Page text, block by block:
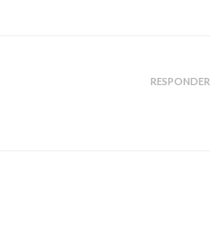
RESPONDER